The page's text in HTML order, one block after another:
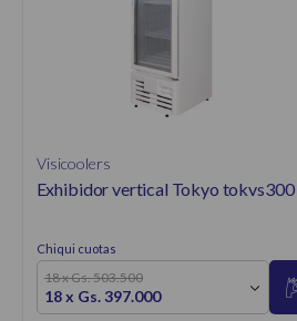
Visicoolers
Exhibidor vertical Tokyo tokvs300
Chiqui cuotas
18 x Gs. 503.500
18 x Gs. 397.000